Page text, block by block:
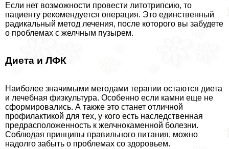
Если нет возможности провести литотрипсию, то
пациенту рекомендуется операция. Это единственный
радикальный метод лечения, после которого вы забудете
о проблемах с желчным пузырем.
Диета и ЛФК
Наиболее значимыми методами терапии остаются диета
и лечебная физкультура. Особенно если камни еще не
сформировались. А также это станет отличной
профилактикой для тех, у кого есть наследственная
предрасположенность к желчнокаменной болезни.
Соблюдая принципы правильного питания, можно
надолго забыть о проблемах со здоровьем.